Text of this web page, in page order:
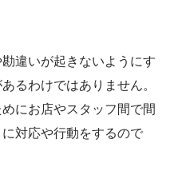
違いが起きないようにす
るわけではありません。
にお店やスタッフ間で間
対応や行動をするので